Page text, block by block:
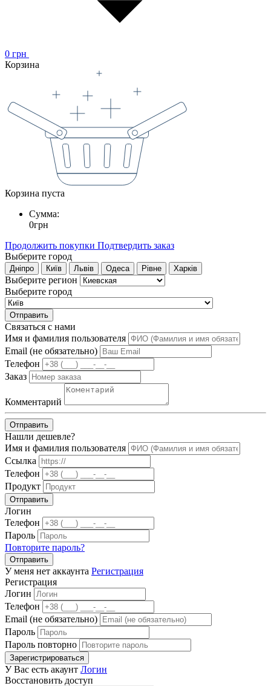
0 грн
Корзина
Корзина пуста
Сумма:
0грн
Продолжить покупки Подтвердить заказ
Выберите город
Дніпро Київ Львів Одеса Рівне Харків
Выберите регион
Выберите город
Отправить
Связаться с нами
Имя и фамилия пользователя
Email (не обязательно)
Телефон
Заказ
Комментарий
Отправить
Нашли дешевле?
Имя и фамилия пользователя
Ссылка
Телефон
Продукт
Отправить
Логин
Телефон
Пароль
Повторите пароль?
Отправить
У меня нет аккаунта Регистрация
Регистрация
Логин
Телефон
Email (не обязательно)
Пароль
Пароль повторно
Зарегистрироваться
У Вас есть акаунт Логин
Восстановить доступ